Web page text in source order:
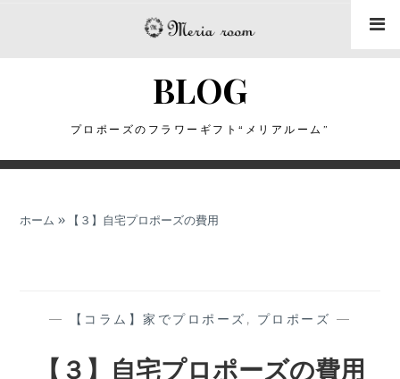
ス
BLOG
プロポーズのフラワーギフト“メリアルーム”
ホーム » 【３】自宅プロポーズの費用
— 【コラム】家でプロポーズ , プロポーズ —
【３】自宅プロポーズの費用